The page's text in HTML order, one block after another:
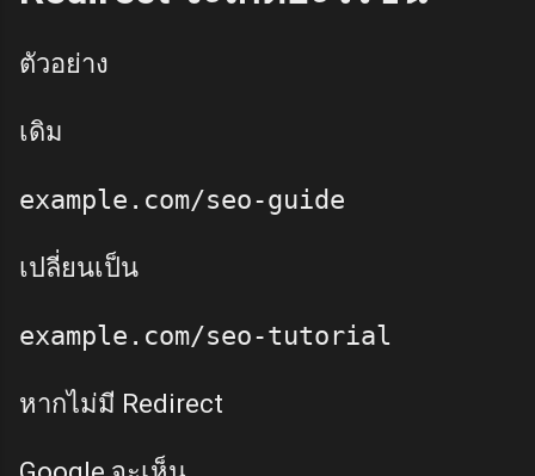
ตัวอย่าง
เดิม
เปลี่ยนเป็น
หากไม่มี Redirect